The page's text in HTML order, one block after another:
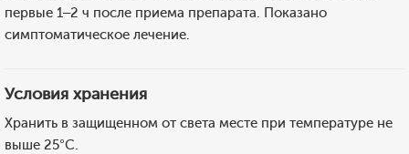
первые 1–2 ч после приема препарата. Показано
симптоматическое лечение.
Условия хранения
Хранить в защищенном от света месте при температуре не
выше 25°C.